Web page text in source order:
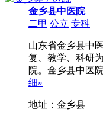
金乡县中医院
二甲 公立 专科
山东省金乡县中
复、教学、科研
院。金乡县中医
细»
地址：金乡县